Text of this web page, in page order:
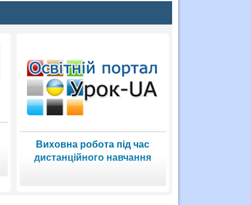
Виховна робота під час
дистанційного навчання